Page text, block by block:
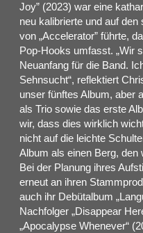
Joy” (2023) war eine
neu kalibrierte und auf
von „Accelerator” führte,
Pop-Hooks umfasst. „Wir
Neuanfang für die Band.
Sehnsucht“, reflektiert
unser fünftes Album, aber
als Trio sowie das erste
wir, dass dies wirklich
nicht auf die leichte
Album als einen Berg, den
Bei der Planung ihres
erneut an ihren
auch ihr Debütalbum
Nachfolger „Disappear
„Apocalypse Whenever“